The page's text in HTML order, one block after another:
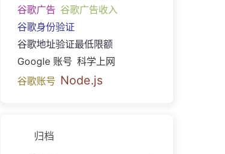
谷歌广告 谷歌广告收入
谷歌身份验证
谷歌地址验证最低限额
Google 账号 科学上网
谷歌账号 Node.js
归档